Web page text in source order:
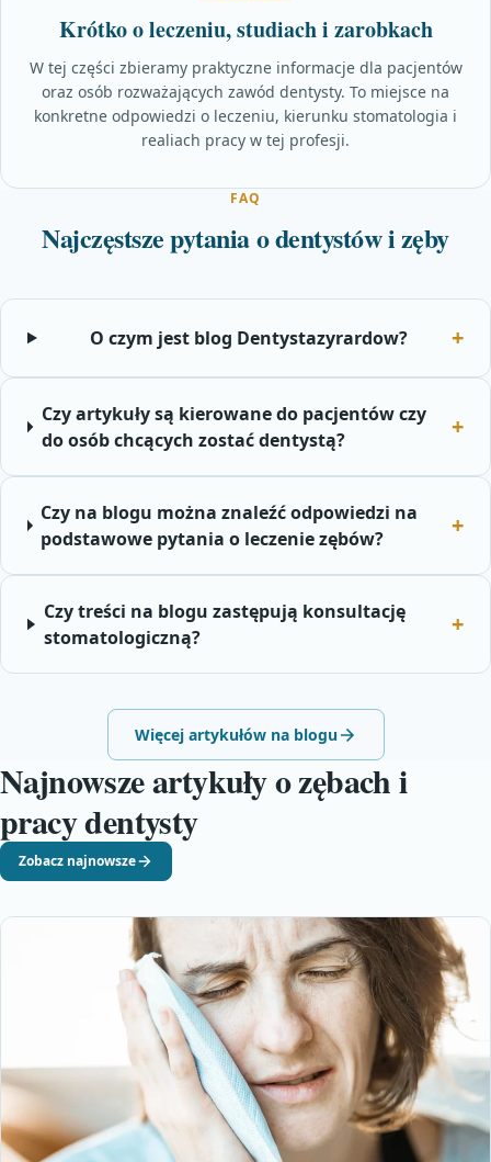
Krótko o leczeniu, studiach i zarobkach
W tej części zbieramy praktyczne informacje dla pacjentów
oraz osób rozważających zawód dentysty. To miejsce na
konkretne odpowiedzi o leczeniu, kierunku stomatologia i
realiach pracy w tej profesji.
FAQ
Najczęstsze pytania o dentystów i zęby
O czym jest blog Dentystazyrardow?
Czy artykuły są kierowane do pacjentów czy
do osób chcących zostać dentystą?
Czy na blogu można znaleźć odpowiedzi na
podstawowe pytania o leczenie zębów?
Czy treści na blogu zastępują konsultację
stomatologiczną?
Więcej artykułów na blogu
Najnowsze artykuły o zębach i
pracy dentysty
Zobacz najnowsze